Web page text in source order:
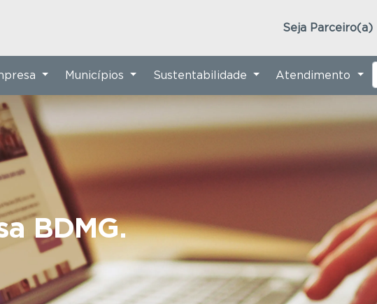
Seja Parceiro(a)
BDMG.
Municípios Sustentabilidade Atendimento